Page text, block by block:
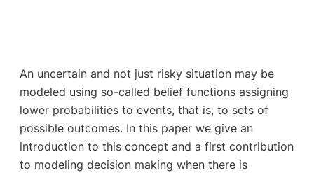
An uncertain and not just risky situation may be
modeled using so-called belief functions assigning
lower probabilities to events, that is, to sets of
possible outcomes. In this paper we give an
introduction to this concept and a first contribution
to modeling decision making when there is